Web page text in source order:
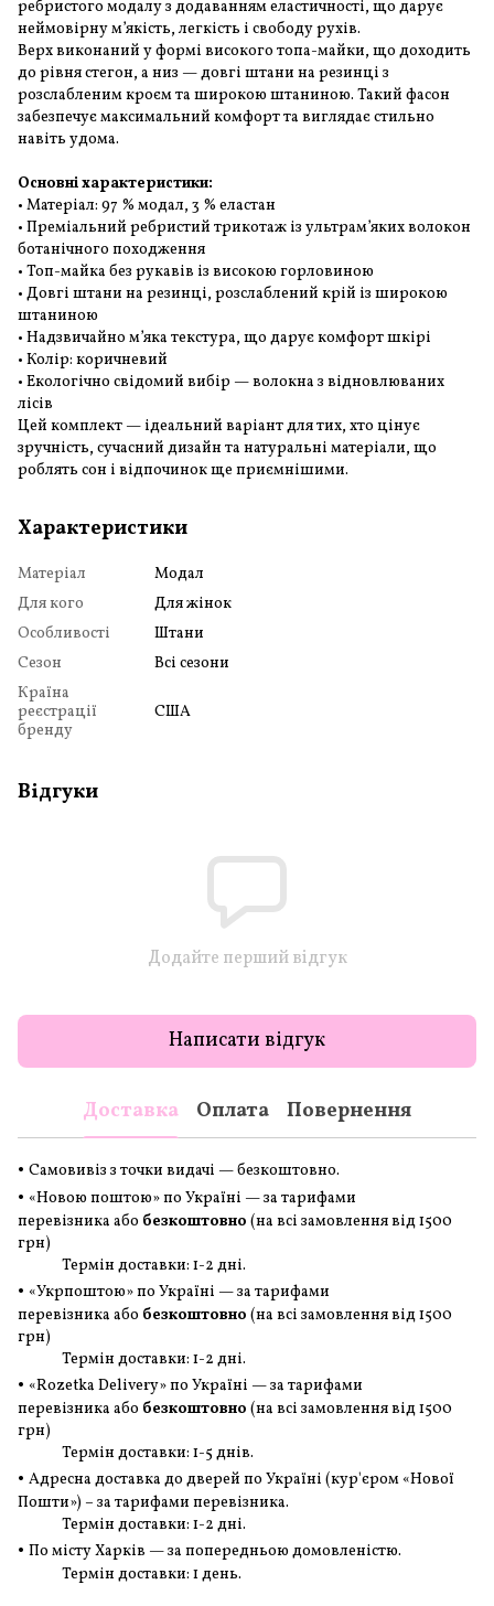
ребристого модалу з додаванням еластичності, що дарує
неймовірну м’якість, легкість і свободу рухів.
Верх виконаний у формі високого топа-майки, що доходить
до рівня стегон, а низ — довгі штани на резинці з
розслабленим кроєм та широкою штаниною. Такий фасон
забезпечує максимальний комфорт та виглядає стильно
навіть удома.
Основні характеристики:
• Матеріал: 97 % модал, 3 % еластан
• Преміальний ребристий трикотаж із ультрам’яких волокон
ботанічного походження
• Топ-майка без рукавів із високою горловиною
• Довгі штани на резинці, розслаблений крій із широкою
штаниною
• Надзвичайно м’яка текстура, що дарує комфорт шкірі
• Колір: коричневий
• Екологічно свідомий вибір — волокна з відновлюваних
лісів
Цей комплект — ідеальний варіант для тих, хто цінує
зручність, сучасний дизайн та натуральні матеріали, що
роблять сон і відпочинок ще приємнішими.
Характеристики
Матеріал
Модал
Для кого
Для жінок
Особливості
Штани
Сезон
Всі сезони
Країна
реєстрації
бренду
США
Відгуки
Додайте перший відгук
Написати відгук
Доставка Оплата Повернення
• Самовивіз з точки видачі — безкоштовно.
• «Новою поштою» по Україні — за тарифами
перевізника або безкоштовно (на всі замовленнявід 1500
грн)
Термін доставки: 1-2 дні.
• «Укрпоштою» по Україні — за тарифами
перевізника або безкоштовно (на всі замовленнявід 1500
грн)
Термін доставки: 1-2 дні.
• «Rozetka Delivery» по Україні — за тарифами
перевізника або безкоштовно (на всі замовленнявід 1500
грн)
Термін доставки: 1-5 днів.
• Адресна доставка до дверей по Україні (кур'єром «Нової
Пошти») – за тарифами перевізника.
Термін доставки: 1-2 дні.
• По місту Харків — за попередньою домовленістю.
Термін доставки: 1 день.